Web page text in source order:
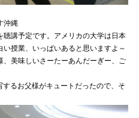
沖縄
講予定です。アメリカの大学は日本
授業、いっぱいあると思いますよ～
美味しいさーたーあんだーぎー、ご
るお父様がキュートだったので、そ